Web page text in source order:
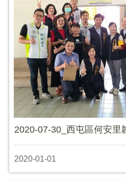
2020-07-30_西屯區何安里
2020-01-01